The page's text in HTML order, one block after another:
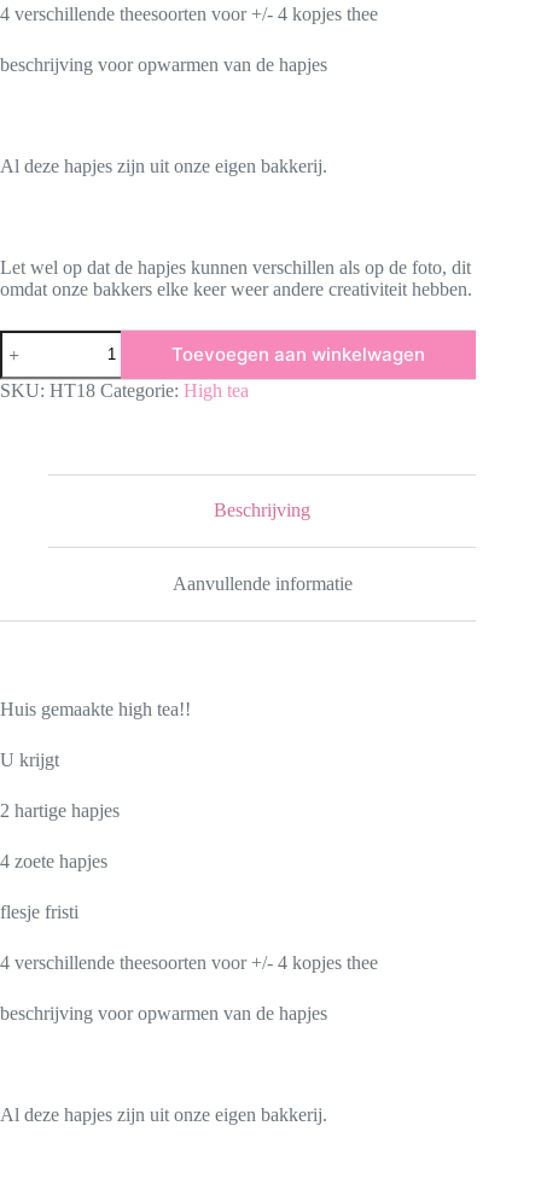
4 verschillende theesoorten voor +/- 4 kopjes thee
beschrijving voor opwarmen van de hapjes
Al deze hapjes zijn uit onze eigen bakkerij.
Let wel op dat de hapjes kunnen verschillen als op de foto, dit
omdat onze bakkers elke keer weer andere creativiteit hebben.
Kids
high
tea
jongen
Toevoegen aan winkelwagen
SKU: HT18 Categorie: High tea
Beschrijving
Aanvullende informatie
Huis gemaakte high tea!!
U krijgt
2 hartige hapjes
4 zoete hapjes
flesje fristi
4 verschillende theesoorten voor +/- 4 kopjes thee
beschrijving voor opwarmen van de hapjes
Al deze hapjes zijn uit onze eigen bakkerij.